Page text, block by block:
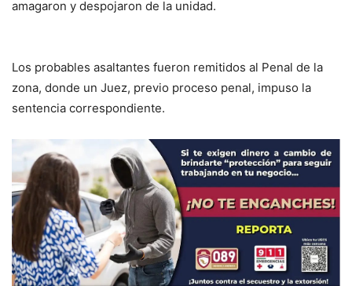
amagaron y despojaron de la unidad.
Los probables asaltantes fueron remitidos al Penal de la
zona, donde un Juez, previo proceso penal, impuso la
sentencia correspondiente.